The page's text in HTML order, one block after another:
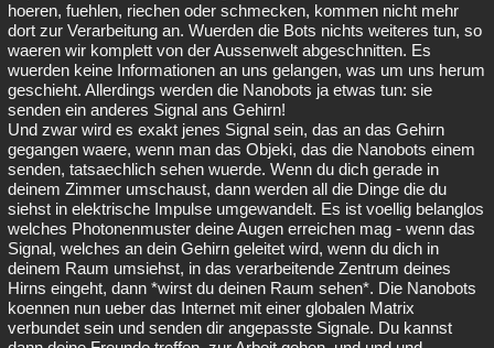
hoeren, fuehlen, riechen oder schmecken, kommen nicht mehr
dort zur Verarbeitung an. Wuerden die Bots nichts weiteres tun, so
waeren wir komplett von der Aussenwelt abgeschnitten. Es
wuerden keine Informationen an uns gelangen, was um uns herum
geschieht. Allerdings werden die Nanobots ja etwas tun: sie
senden ein anderes Signal ans Gehirn!
Und zwar wird es exakt jenes Signal sein, das an das Gehirn
gegangen waere, wenn man das Objeki, das die Nanobots einem
senden, tatsaechlich sehen wuerde. Wenn du dich gerade in
deinem Zimmer umschaust, dann werden all die Dinge die du
siehst in elektrische Impulse umgewandelt. Es ist voellig belanglos
welches Photonenmuster deine Augen erreichen mag - wenn das
Signal, welches an dein Gehirn geleitet wird, wenn du dich in
deinem Raum umsiehst, in das verarbeitende Zentrum deines
Hirns eingeht, dann *wirst du deinen Raum sehen*. Die Nanobots
koennen nun ueber das Internet mit einer globalen Matrix
verbundet sein und senden dir angepasste Signale. Du kannst